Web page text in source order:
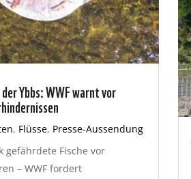
Ybbs: WWF warnt vor
, Flüsse, Presse-Aussendung
gefährdete Fische vor
– WWF fordert